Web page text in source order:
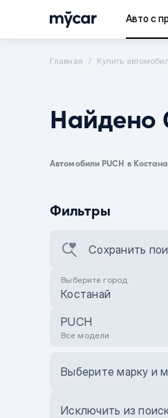
Авто с
Главная Купить
Найдено
Автомобили PUCH в
Фильтры
Сохранить
Выберите город
Костанай
PUCH
Все модели
Выберите марку и
Исключить из